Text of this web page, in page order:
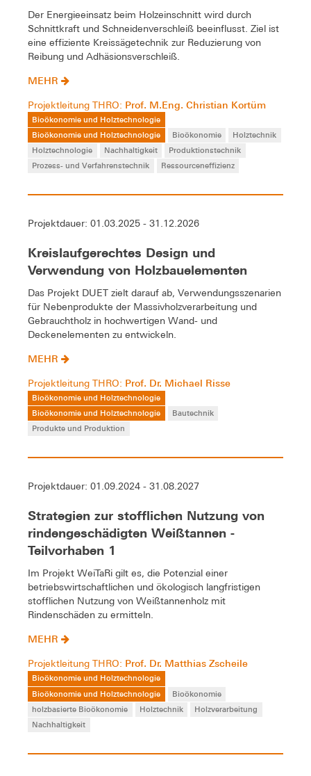
Der Energieeinsatz beim Holzeinschnitt wird durch
Schnittkraft und Schneidenverschleiß beeinflusst. Ziel ist
eine effiziente Kreissägetechnik zur Reduzierung von
Reibung und Adhäsionsverschleiß.
MEHR
Projektleitung THRO: Prof. M.Eng. Christian Kortüm
Bioökonomie und Holztechnologie
Bioökonomie und Holztechnologie
Bioökonomie
Holztechnik
Holztechnologie
Nachhaltigkeit
Produktionstechnik
Prozess- und Verfahrenstechnik
Ressourceneffizienz
Projektdauer: 01.03.2025 - 31.12.2026
Kreislaufgerechtes Design und
Verwendung von Holzbauelementen
Das Projekt DUET zielt darauf ab, Verwendungsszenarien
für Nebenprodukte der Massivholzverarbeitung und
Gebrauchtholz in hochwertigen Wand- und
Deckenelementen zu entwickeln.
MEHR
Projektleitung THRO: Prof. Dr. Michael Risse
Bioökonomie und Holztechnologie
Bioökonomie und Holztechnologie
Bautechnik
Produkte und Produktion
Projektdauer: 01.09.2024 - 31.08.2027
Strategien zur stofflichen Nutzung von
rindengeschädigten Weißtannen -
Teilvorhaben 1
Im Projekt WeiTaRi gilt es, die Potenzial einer
betriebswirtschaftlichen und ökologisch langfristigen
stofflichen Nutzung von Weißtannenholz mit
Rindenschäden zu ermitteln.
MEHR
Projektleitung THRO: Prof. Dr. Matthias Zscheile
Bioökonomie und Holztechnologie
Bioökonomie und Holztechnologie
Bioökonomie
holzbasierte Bioökonomie
Holztechnik
Holzverarbeitung
Nachhaltigkeit